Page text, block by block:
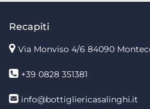
Recapiti
Via Monviso 4/6 84090
+39 0828 351381
info@bottigliericasalinghi.it